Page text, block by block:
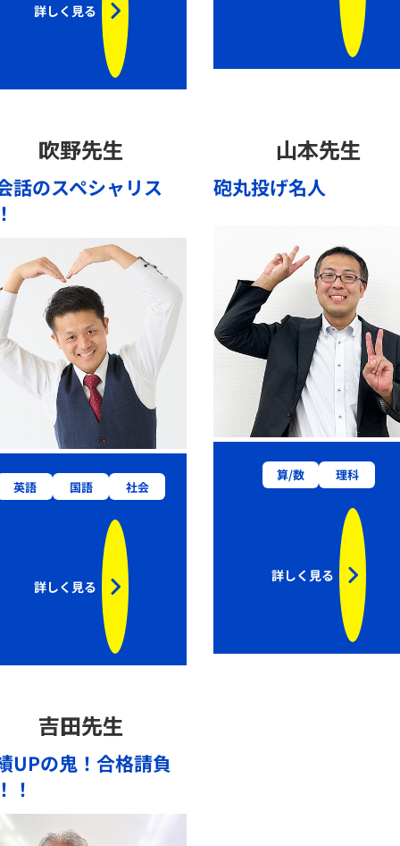
詳しく見る
吹野先生
話のスペシャリス
英語 国語 社会
詳しく見る
山本先生
砲丸投げ名人
算/数 理科
詳しく見る
吉田先生
UPの鬼！合格請負
！